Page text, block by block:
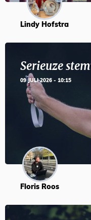
Lindy Hofstra
Serieuze
09 JULI 2026 - 10:15
Floris Roos